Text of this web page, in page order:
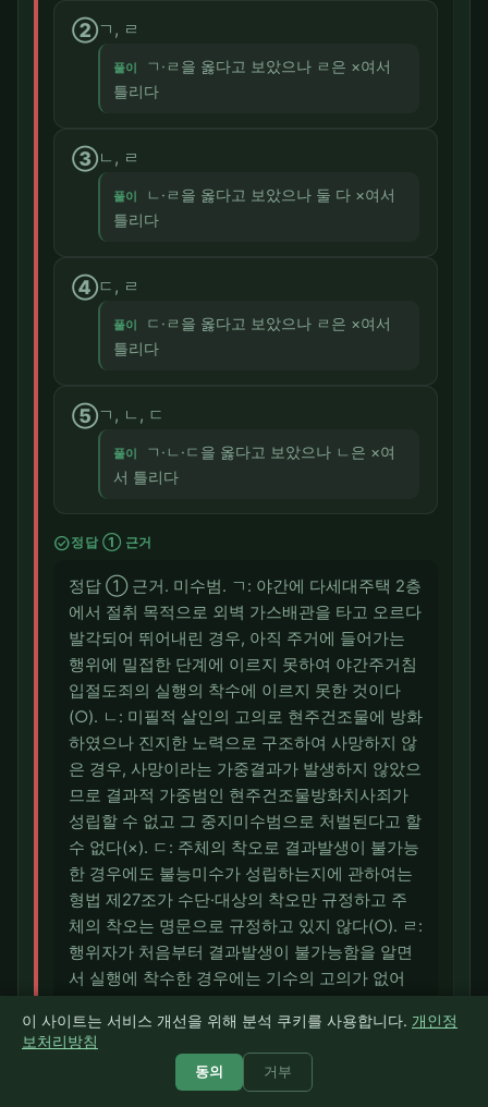
②ㄱ, ㄹ
풀이
ㄱ·ㄹ을 옳다고 보았으나 ㄹ은 ×여서
틀리다
③ㄴ, ㄹ
풀이
ㄴ·ㄹ을 옳다고 보았으나 둘 다 ×여서
틀리다
④ㄷ, ㄹ
풀이
ㄷ·ㄹ을 옳다고 보았으나 ㄹ은 ×여서
틀리다
⑤ㄱ, ㄴ, ㄷ
풀이
ㄱ·ㄴ·ㄷ을 옳다고 보았으나 ㄴ은 ×여
서 틀리다
check_circle정답 ① 근거
정답 ① 근거. 미수범. ㄱ: 야간에 다세대주택 2층
에서 절취 목적으로 외벽 가스배관을 타고 오르다
발각되어 뛰어내린 경우, 아직 주거에 들어가는
행위에 밀접한 단계에 이르지 못하여 야간주거침
입절도죄의 실행의 착수에 이르지 못한 것이다
(○). ㄴ: 미필적 살인의 고의로 현주건조물에 방화
하였으나 진지한 노력으로 구조하여 사망하지 않
은 경우, 사망이라는 가중결과가 발생하지 않았으
므로 결과적 가중범인 현주건조물방화치사죄가
성립할 수 없고 그 중지미수범으로 처벌된다고 할
수 없다(×). ㄷ: 주체의 착오로 결과발생이 불가능
한 경우에도 불능미수가 성립하는지에 관하여는
형법 제27조가 수단·대상의 착오만 규정하고 주
체의 착오는 명문으로 규정하고 있지 않다(○). ㄹ:
행위자가 처음부터 결과발생이 불가능함을 알면
서 실행에 착수한 경우에는 기수의 고의가 없어
불능미수가 성립한다'는 설명은 옳지 않다(×). 옳
은 것은 ㄱ·ㄷ인 1번이다.
① ㄱ·ㄷ만 옳은 조합으로 정답이다
이 사이트는 서비스 개선을 위해 분석 쿠키를 사용합니다. 개인정
보처리방침
동의 거부